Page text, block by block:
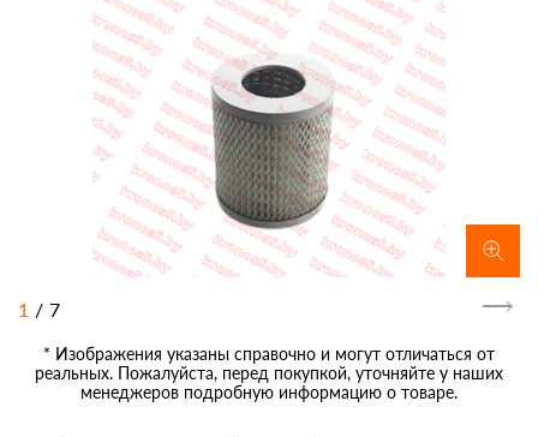
1 / 7
* Изображения указаны справочно и могут отличаться от
реальных. Пожалуйста, перед покупкой, уточняйте у наших
менеджеров подробную информацию о товаре.